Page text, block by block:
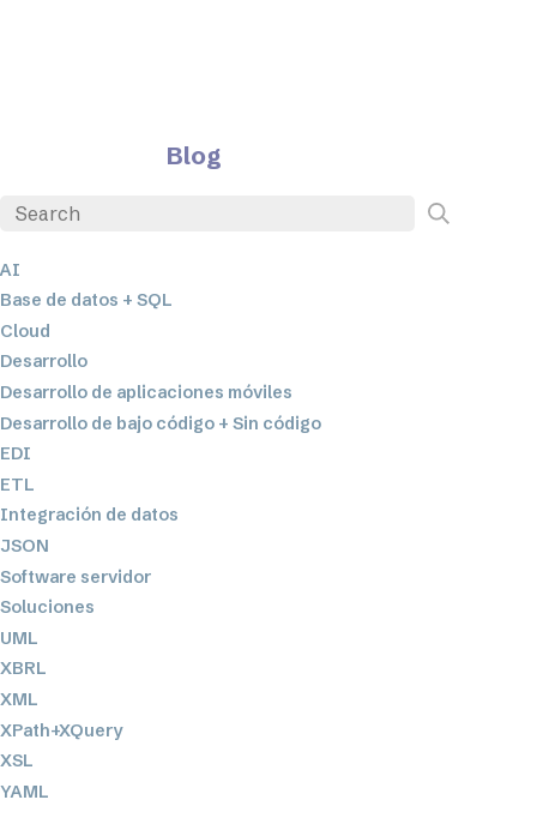
Blog
AI
Base de datos + SQL
Cloud
Desarrollo
Desarrollo de aplicaciones móviles
Desarrollo de bajo código + Sin código
EDI
ETL
Integración de datos
JSON
Software servidor
Soluciones
UML
XBRL
XML
XPath+XQuery
XSL
YAML